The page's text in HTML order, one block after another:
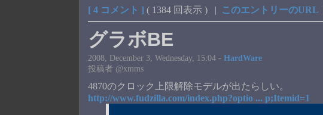
[ 4 コメント ] ( 1384 回表示 ) | このエントリーのURL
グラボBE
2008, December 3, Wednesday, 15:04 -HardWare
投稿者 @xmms
4870のクロック上限解除モデルが出たらしい。
http://www.fudzilla.com/index.php?optio ... p;Itemid=1